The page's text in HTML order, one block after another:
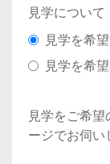
見学について
見学を希
見学を希
見学をご希
ージでお伺い